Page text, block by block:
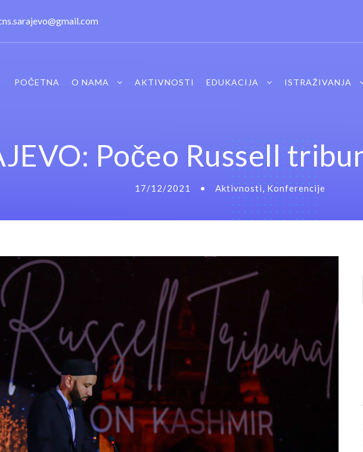
POČETNA O NAMA AKTIVNOSTI EDUKACIJA ISTRAŽIVANJA
Počeo Russell
17/12/2021 • Aktivnosti, Konferencije